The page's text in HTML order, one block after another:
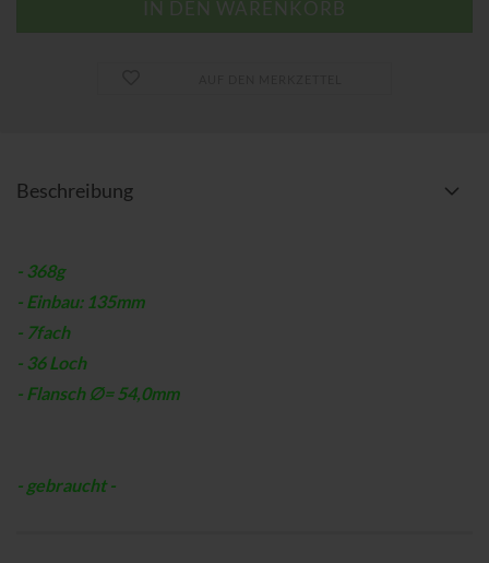
Beschreibung
- 368g
- Einbau: 135mm
- 7fach
- 36 Loch
- Flansch ∅= 54,0mm
- gebraucht -